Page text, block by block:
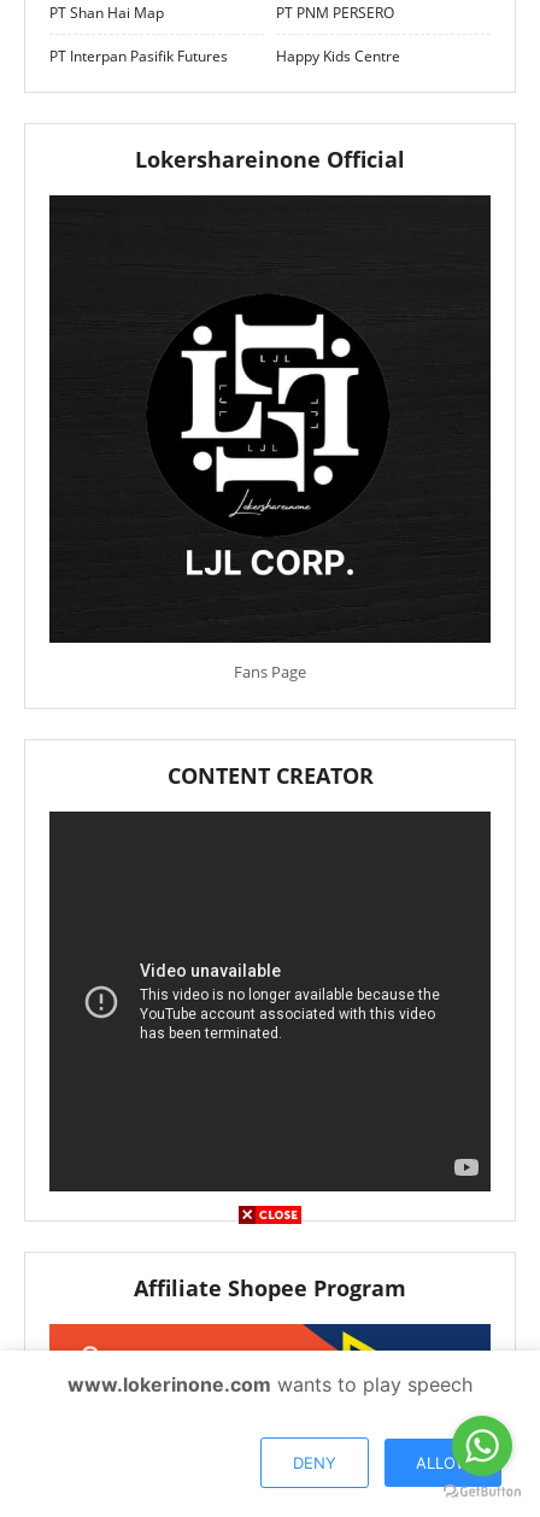
PT Shan Hai Map PT PNM PERSERO
PT Interpan Pasifik Futures Happy Kids Centre
Lokershareinone Official
Fans Page
CONTENT CREATOR
Affiliate Shopee Program
www.lokerinone.com wants to play speech
DENY ALLOW